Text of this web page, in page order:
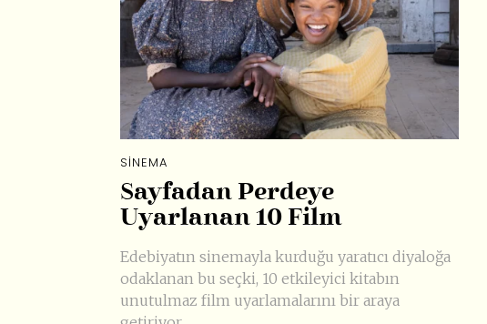
SINEMA
Sayfadan Perdeye
Uyarlanan 10 Film
Edebiyatın sinemayla kurduğu yaratıcı diyaloğa
odaklanan bu seçki, 10 etkileyici kitabın
unutulmaz film uyarlamalarını bir araya